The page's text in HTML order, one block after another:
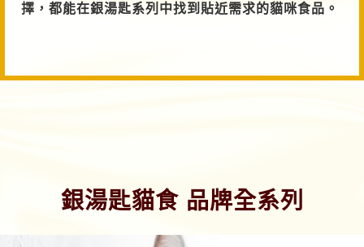
擇，都能在銀湯匙系列中找到貼近需求的貓咪食品。
銀湯匙貓食 品牌全系列